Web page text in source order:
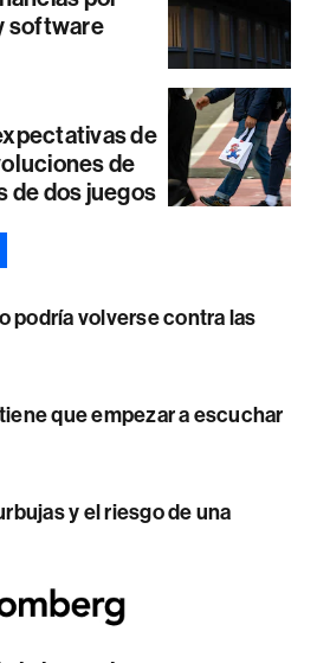
software
de
de
de dos juegos
podría volverse contra las
que empezar a escuchar
y el riesgo de una